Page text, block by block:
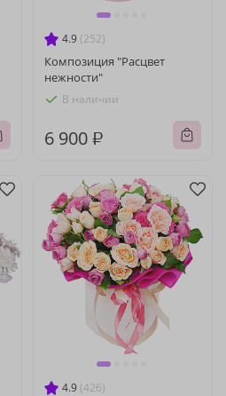
4.9 (252)
Композиция "Расцвет
нежности"
В наличии
6 900 ₽
4.9 (426)